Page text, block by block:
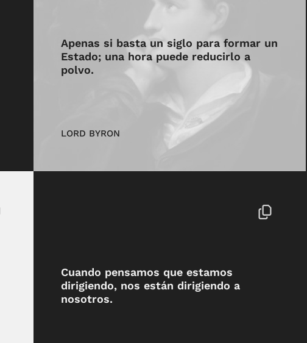
Apenas si basta un siglo para formar un
Estado; una hora puede reducirlo a
polvo.
LORD BYRON
Cuando pensamos que estamos
dirigiendo, nos están dirigiendo a
nosotros.